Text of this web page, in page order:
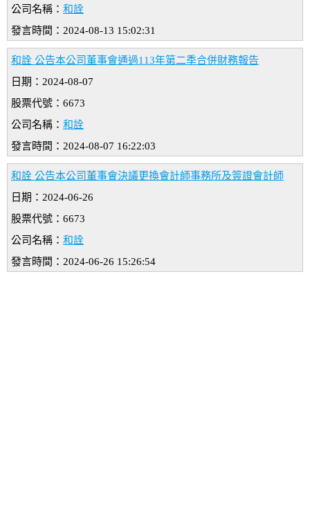
公司名稱： 和詮
發言時間：2024-08-13 15:02:31
和詮 公告本公司董事會通過113年第二季合併財務報告
日期：2024-08-07
股票代號：6673
公司名稱： 和詮
發言時間：2024-08-07 16:22:03
和詮 公告本公司董事會決議更換會計師事務所及簽證會計師
日期：2024-06-26
股票代號：6673
公司名稱： 和詮
發言時間：2024-06-26 15:26:54